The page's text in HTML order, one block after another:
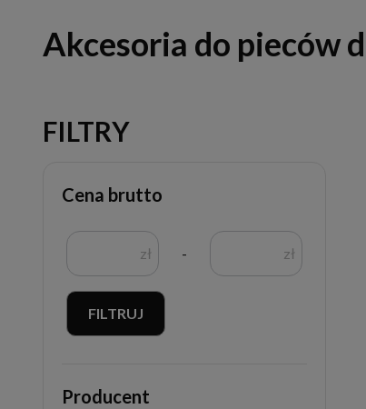
Akcesoria do pieców
FILTRY
Producent
Cena brutto
zł - zł
FILTRUJ